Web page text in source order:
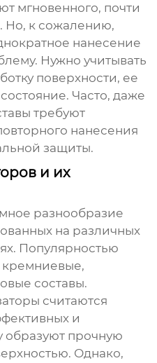
мгновенного, почти
Но, к сожалению,
нанесение
Нужно учитывать
поверхности, ее
Часто, даже
требуют
нанесения
защиты.
и их
разнообразие
на различных
Популярностью
кремниевые,
составы.
считаются
и
образуют прочную
Однако,